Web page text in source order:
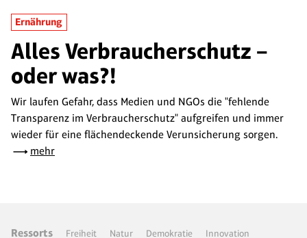
Ernährung
Alles Verbraucherschutz –
oder was?!
Wir laufen Gefahr, dass Medien und NGOs die "fehlende
Transparenz im Verbraucherschutz" aufgreifen und immer
wieder für eine flächendeckende Verunsicherung sorgen.
mehr
Ressorts Freiheit Natur Demokratie Innovation